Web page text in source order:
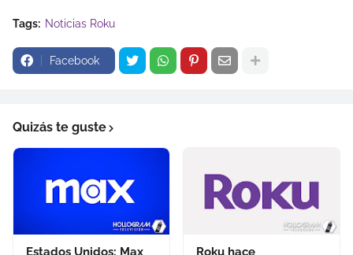
Tags: Noticias Roku
Facebook
Quizás te guste
Estados Unidos: Max Roku hace